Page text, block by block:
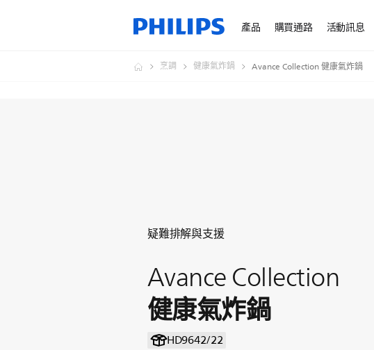
產品 購買通路 活動訊息
烹調 健康氣炸鍋 Avance Collection 健康氣炸鍋
疑難排解與支援
Avance Collection
健康氣炸鍋
HD9642/22